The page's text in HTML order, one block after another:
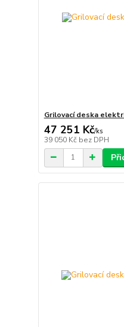
Grilovací deska
47 251 Kč/ks
39 050 Kč bez DPH